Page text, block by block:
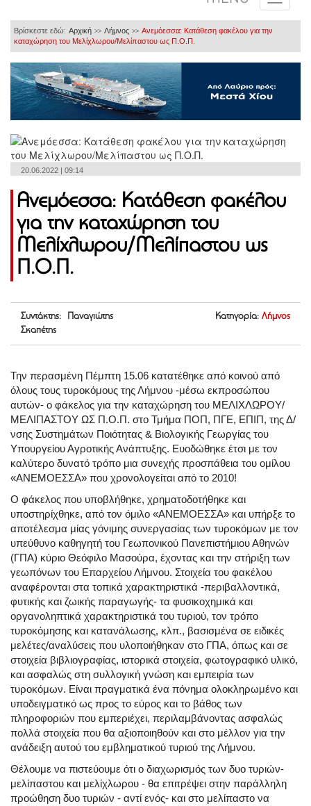
Βρίσκεστε εδώ: Αρχική >> Λήμνος >> Ανεμόεσσα: Κατάθεση φακέλου για την
καταχώρηση του Μελίχλωρου/Μελίπαστου ως Π.Ο.Π.
20.06.2022 | 09:14
Ανεμόεσσα: Κατάθεση φακέλου
για την καταχώρηση του
Μελίχλωρου/Μελίπαστου ως
Π.Ο.Π.
Συντάκτης: Παναγιώτης
Σκαπέτης
Κατηγορία: Λήμνος
Την περασμένη Πέμπτη 15.06 κατατέθηκε από κοινού από
όλους τους τυροκόμους της Λήμνου -μέσω εκπροσώπου
αυτών- ο φάκελος για την καταχώρηση του ΜΕΛΙΧΛΩΡΟΥ/
ΜΕΛΙΠΑΣΤΟΥ ΩΣ Π.Ο.Π. στο Τμήμα ΠΟΠ, ΠΓΕ, ΕΠΙΠ, της Δ/
νσης Συστημάτων Ποιότητας & Βιολογικής Γεωργίας του
Υπουργείου Αγροτικής Ανάπτυξης. Ευοδώθηκε έτσι με τον
καλύτερο δυνατό τρόπο μια συνεχής προσπάθεια του ομίλου
«ΑΝΕΜΟΕΣΣΑ» που χρονολογείται από το 2010!
Ο φάκελος που υποβλήθηκε, χρηματοδοτήθηκε και
υποστηρίχθηκε, από τον όμιλο «ΑΝΕΜΟΕΣΣΑ» και υπήρξε το
αποτέλεσμα μίας γόνιμης συνεργασίας των τυροκόμων με τον
υπεύθυνο καθηγητή του Γεωπονικού Πανεπιστήμιου Αθηνών
(ΓΠΑ) κύριο Θεόφιλο Μασούρα, έχοντας και την στήριξη των
γεωπόνων του Επαρχείου Λήμνου. Στοιχεία του φακέλου
αναφέρονται στα τοπικά χαρακτηριστικά -περιβαλλοντικά,
φυτικής και ζωικής παραγωγής- τα φυσικοχημικά και
οργανοληπτικά χαρακτηριστικά του τυριού, τον τρόπο
τυροκόμησης και κατανάλωσης, κλπ., βασισμένα σε ειδικές
μελέτες/αναλύσεις που υλοποιήθηκαν στο ΓΠΑ, όπως και σε
στοιχεία βιβλιογραφίας, ιστορικά στοιχεία, φωτογραφικό υλικό,
και ασφαλώς στη συλλογική γνώση και εμπειρία των
τυροκόμων. Είναι πραγματικά ένα πόνημα ολοκληρωμένο και
υποδειγματικό ως προς το εύρος και το βάθος των
πληροφοριών που εμπεριέχει, περιλαμβάνοντας ασφαλώς
πολλά στοιχεία που θα αξιοποιηθούν και στο μέλλον για την
ανάδειξη αυτού του εμβληματικού τυριού της Λήμνου.
Θέλουμε να πιστεύουμε ότι ο διαχωρισμός των δυο τυριών-
μελίπαστου και μελίχλωρου - θα επιτρέψει στην παράλληλη
προώθηση δυο τυριών - αντί ενός- και στο μελίπαστο να